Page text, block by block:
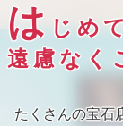
はじめ
遠慮なく
たくさんの宝石